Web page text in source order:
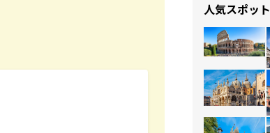
人気スポット